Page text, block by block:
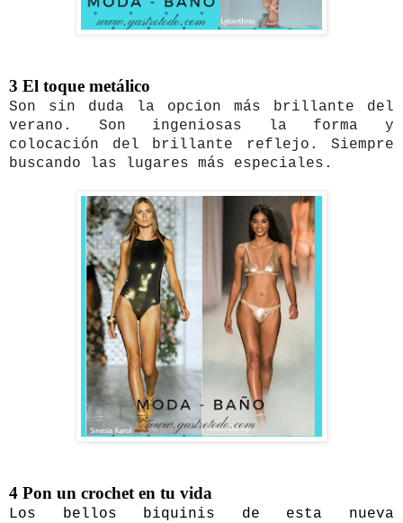
3 El toque metálico
Son sin duda la opcion más brillante del
verano. Son ingeniosas la forma y
colocación del brillante reflejo. Siempre
buscando las lugares más especiales.
4 Pon un crochet en tu vida
Los bellos biquinis de esta nueva